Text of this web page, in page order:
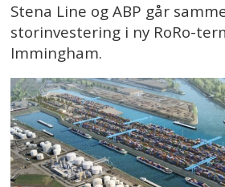
Stena Line og ABP går
storinvestering i ny RoRo-
Immingham.